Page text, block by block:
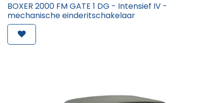
BOXER 2000 FM GATE 1 DG - Intensief IV -
mechanische einderitschakelaar